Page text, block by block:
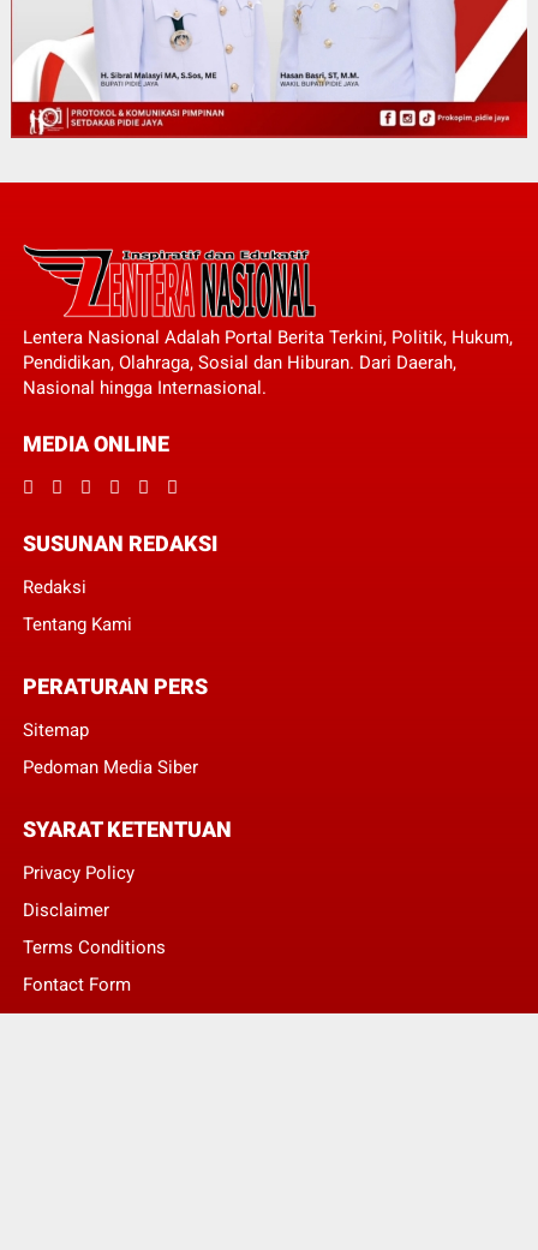
Lentera Nasional Adalah Portal Berita Terkini, Politik, Hukum,
Pendidikan, Olahraga, Sosial dan Hiburan. Dari Daerah,
Nasional hingga Internasional.
MEDIA ONLINE
SUSUNAN REDAKSI
Redaksi
Tentang Kami
PERATURAN PERS
Sitemap
Pedoman Media Siber
SYARAT KETENTUAN
Privacy Policy
Disclaimer
Terms Conditions
Fontact Form